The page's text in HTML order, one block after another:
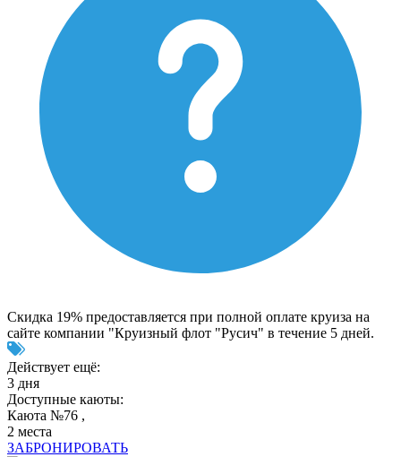
Скидка 19% предоставляется при полной оплате круиза на
сайте компании "Круизный флот "Русич" в течение 5 дней.
Действует ещё:
3 дня
Доступные каюты:
Каюта №76 ,
2 места
ЗАБРОНИРОВАТЬ